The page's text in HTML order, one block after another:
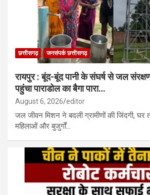
छत्तीसगढ़ जनसंपर्क छत्तीसगढ़
रायपुर : बूंद-बूंद पानी के संघर्ष से जल
पहुंचा पाराडोल का बैगा पारा…
August 6, 2026 editor
जल जीवन मिशन ने बदली ग्रामीणों की जिंदगी, घर
महिलाओं और बुजुर्गों…